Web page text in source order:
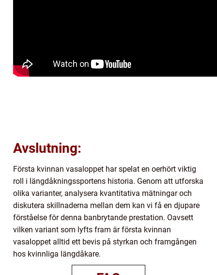
Avslutning:
Första kvinnan vasaloppet har spelat en oerhört viktig
roll i längdåkningssportens historia. Genom att utforska
olika varianter, analysera kvantitativa mätningar och
diskutera skillnaderna mellan dem kan vi få en djupare
förståelse för denna banbrytande prestation. Oavsett
vilken variant som lyfts fram är första kvinnan
vasaloppet alltid ett bevis på styrkan och framgången
hos kvinnliga längdåkare.